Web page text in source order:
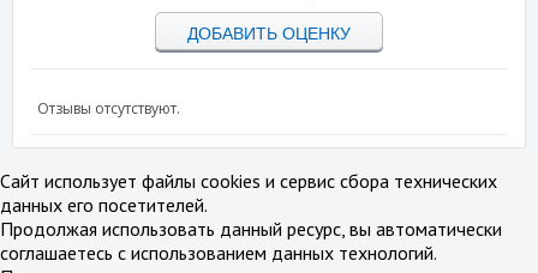
ДОБАВИТЬ ОЦЕНКУ
Отзывы отсутствуют.
Сайт использует файлы cookies и сервис сбора технических
данных его посетителей.
Продолжая использовать данный ресурс, вы автоматически
соглашаетесь с использованием данных технологий.